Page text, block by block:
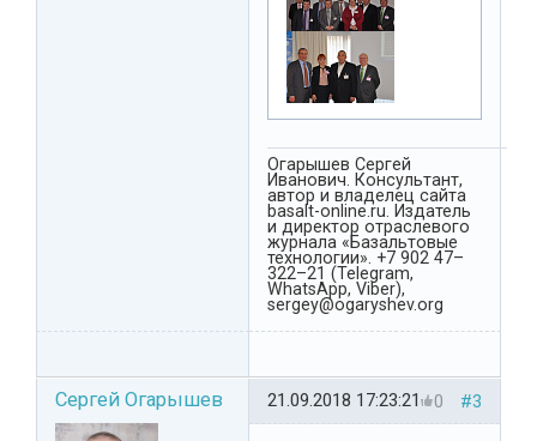
Огарышев Сергей
Иванович. Консультант,
автор и владелец сайта
basalt-online.ru. Издатель
и директор отраслевого
журнала «Базальтовые
технологии». +7 902 47–
322–21 (Telegram,
WhatsApp, Viber),
sergey@ogaryshev.org
Сергей Огарышев #3
0
21.09.2018 17:23:21